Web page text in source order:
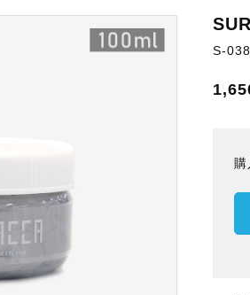
S-
購